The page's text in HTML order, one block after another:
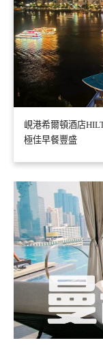
峴港希爾頓酒店
極佳早餐豐盛